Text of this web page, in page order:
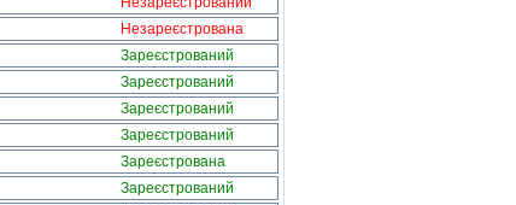
Незареєстрована
Зареєстрований
Зареєстрований
Зареєстрований
Зареєстрований
Зареєстрована
Зареєстрований